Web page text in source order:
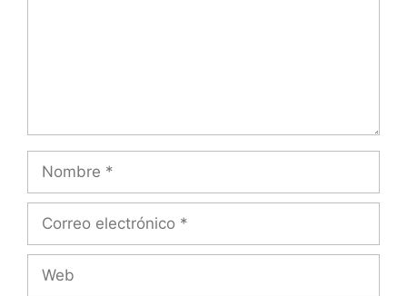
electrónico